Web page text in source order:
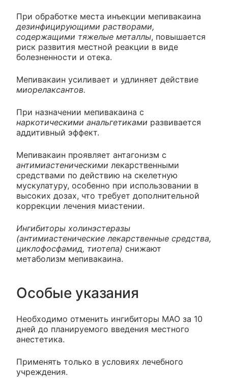
При обработке места инъекции мепивакаина
дезинфицирующими растворами,
содержащими тяжелые металлы, повышается
риск развития местной реакции в виде
болезненности и отека.
Мепивакаин усиливает и удлиняет действие
миорелаксантов.
При назначении мепивакаина с
наркотическими анальгетиками развивается
аддитивный эффект.
Мепивакаин проявляет антагонизм с
антимиастеническими лекарственными
средствами по действию на скелетную
мускулатуру, особенно при использовании в
высоких дозах, что требует дополнительной
коррекции лечения миастении.
Ингибиторы холинэстеразы
(антимиастенические лекарственные средства,
циклофосфамид, тиотепа) снижают
метаболизм мепивакаина.
Особые указания
Необходимо отменить ингибиторы МАО за 10
дней до планируемого введения местного
анестетика.
Применять только в условиях лечебного
учреждения.